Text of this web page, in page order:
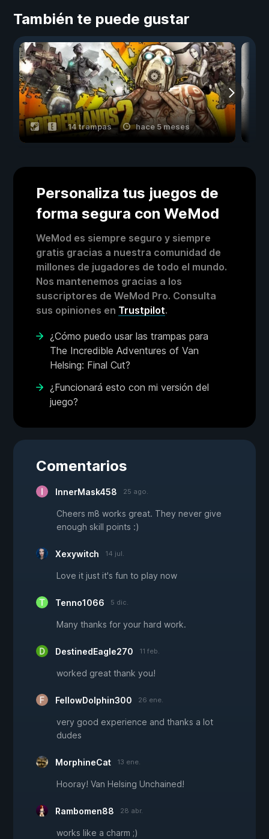
También te puede gustar
14 trampas hace 5 meses
Personaliza tus juegos de
forma segura con WeMod
WeMod es siempre seguro y siempre
gratis gracias a nuestra comunidad de
millones de jugadores de todo el mundo.
Nos mantenemos gracias a los
suscriptores de WeMod Pro. Consulta
sus opiniones en Trustpilot.
¿Cómo puedo usar las trampas para
The Incredible Adventures of Van
Helsing: Final Cut?
¿Funcionará esto con mi versión del
juego?
Comentarios
InnerMask458 25 ago.
Cheers m8 works great. They never give
enough skill points :)
Xexywitch 14 jul.
Love it just it's fun to play now
Tenno1066 5 dic.
Many thanks for your hard work.
DestinedEagle270 11 feb.
worked great thank you!
FellowDolphin300 26 ene.
very good experience and thanks a lot
dudes
MorphineCat 13 ene.
Hooray! Van Helsing Unchained!
Rambomen88 28 abr.
works like a charm ;)